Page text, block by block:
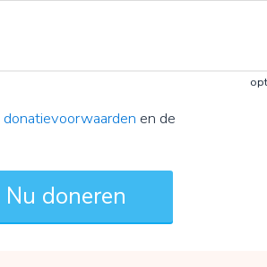
donatievoorwaarden en de